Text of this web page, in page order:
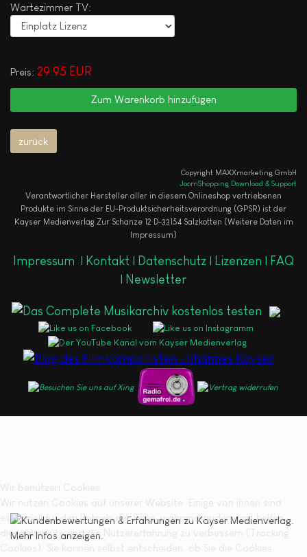
Wartezimmer TV:
Preis: 29.95 EUR
Copyright MAXXmarketing GmbH
JoomShopping Download & Support
Verantwortlicher Hersteller aller in diesem Onlineshop vertriebenen
Produkte im Sinne der EU-Produktsicherheitsverordnung (GPSR) ist der
Kayser Medienverlag Zur Schanze 12 D-33154 Salzkotten (Weitere Daten im
Impressum)
Impressum Kontakt | Datenschutz | Lizenzen |
FAQ
Newsletter
Wir benutzen Cookies
Wir nutzen Cookies auf unserer Website. Einige von ihnen sind
essenziell für den Betrieb der Seite, während andere uns helfen,
diese Website und die Nutzererfahrung zu verbessern (Tracking
Cookies). Sie können selbst entscheiden, ob Sie die Cookies